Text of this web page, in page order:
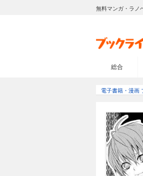
無料マンガ・ラノ
総合
電子書籍・漫画